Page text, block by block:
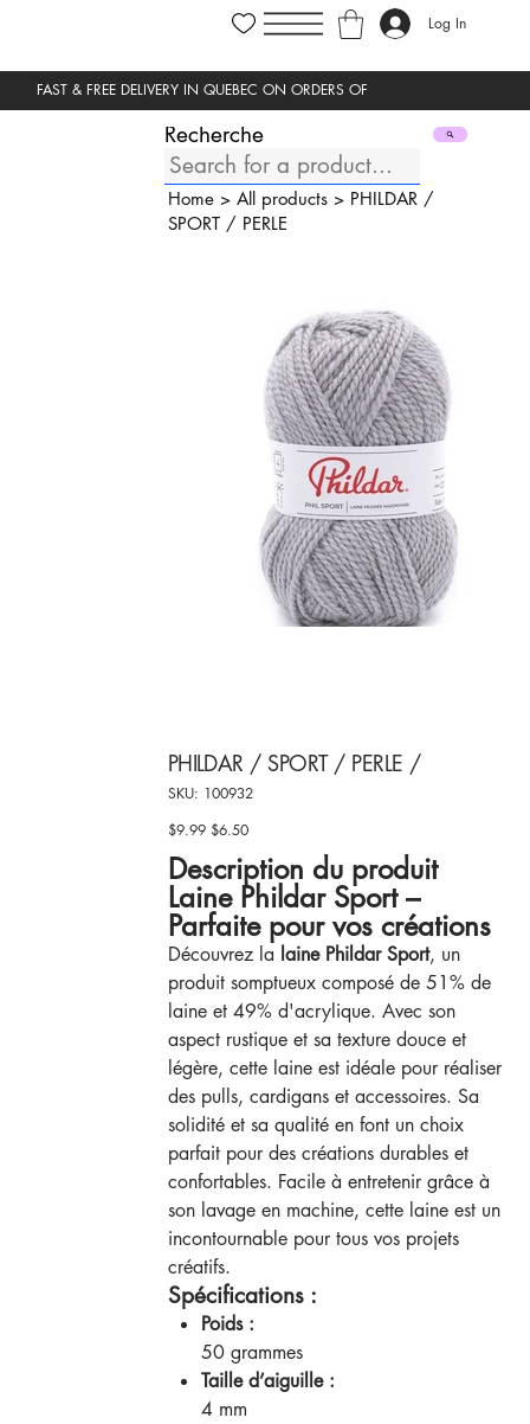
Log In
Recherche
Home> All products> PHILDAR /
SPORT / PERLE
PHILDAR / SPORT / PERLE /
SKU:
SKU
100932
100932
Original
price
$9.99 Sale
price
$6.50
Description du produit
Laine Phildar Sport –
Parfaite pour vos créations
Découvrez la laine Phildar Sport, un
produit somptueux composé de 51% de
laine et 49% d'acrylique. Avec son
aspect rustique et sa texture douce et
légère, cette laine est idéale pour réaliser
des pulls, cardigans et accessoires. Sa
solidité et sa qualité en font un choix
parfait pour des créations durables et
confortables. Facile à entretenir grâce à
son lavage en machine, cette laine est un
incontournable pour tous vos projets
créatifs.
Spécifications :
Poids :
50 grammes
Taille d’aiguille :
4 mm